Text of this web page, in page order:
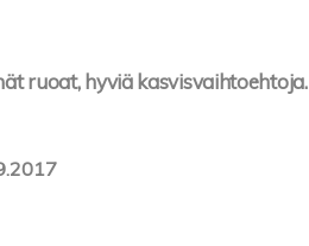
ruoat, hyviä kasvisvaihtoehtoja.